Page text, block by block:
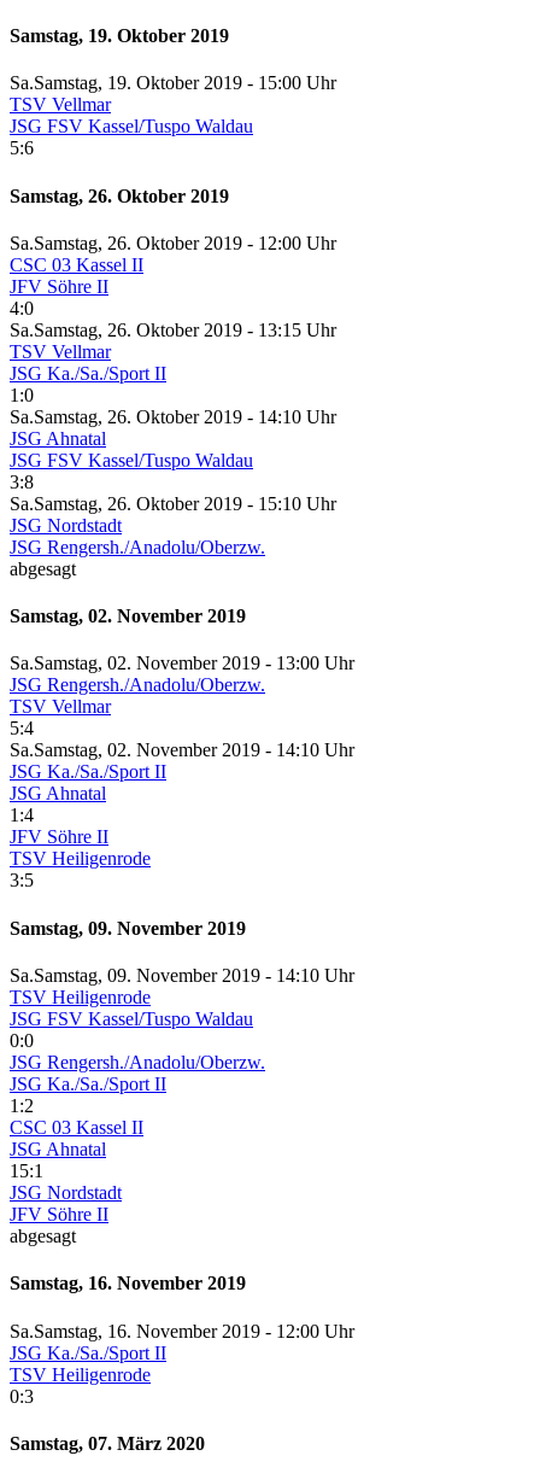
Samstag, 19. Oktober 2019
Sa.Samstag, 19. Oktober 2019 - 15:00 Uhr
TSV Vellmar
JSG FSV Kassel/Tuspo Waldau
5:6
Samstag, 26. Oktober 2019
Sa.Samstag, 26. Oktober 2019 - 12:00 Uhr
CSC 03 Kassel II
JFV Söhre II
4:0
Sa.Samstag, 26. Oktober 2019 - 13:15 Uhr
TSV Vellmar
JSG Ka./Sa./Sport II
1:0
Sa.Samstag, 26. Oktober 2019 - 14:10 Uhr
JSG Ahnatal
JSG FSV Kassel/Tuspo Waldau
3:8
Sa.Samstag, 26. Oktober 2019 - 15:10 Uhr
JSG Nordstadt
JSG Rengersh./Anadolu/Oberzw.
abgesagt
Samstag, 02. November 2019
Sa.Samstag, 02. November 2019 - 13:00 Uhr
JSG Rengersh./Anadolu/Oberzw.
TSV Vellmar
5:4
Sa.Samstag, 02. November 2019 - 14:10 Uhr
JSG Ka./Sa./Sport II
JSG Ahnatal
1:4
JFV Söhre II
TSV Heiligenrode
3:5
Samstag, 09. November 2019
Sa.Samstag, 09. November 2019 - 14:10 Uhr
TSV Heiligenrode
JSG FSV Kassel/Tuspo Waldau
0:0
JSG Rengersh./Anadolu/Oberzw.
JSG Ka./Sa./Sport II
1:2
CSC 03 Kassel II
JSG Ahnatal
15:1
JSG Nordstadt
JFV Söhre II
abgesagt
Samstag, 16. November 2019
Sa.Samstag, 16. November 2019 - 12:00 Uhr
JSG Ka./Sa./Sport II
TSV Heiligenrode
0:3
Samstag, 07. März 2020